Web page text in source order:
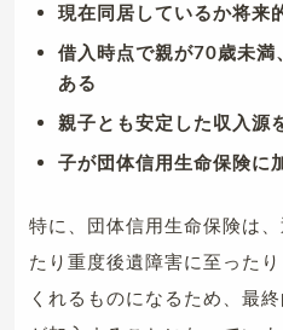
現在同居しているか将来
借入時点で親が70歳未
ある
親子とも安定した収入源
子が団体信用生命保険に
特に、団体信用生命保険は
たり重度後遺障害に至った
くれるものになるため、最